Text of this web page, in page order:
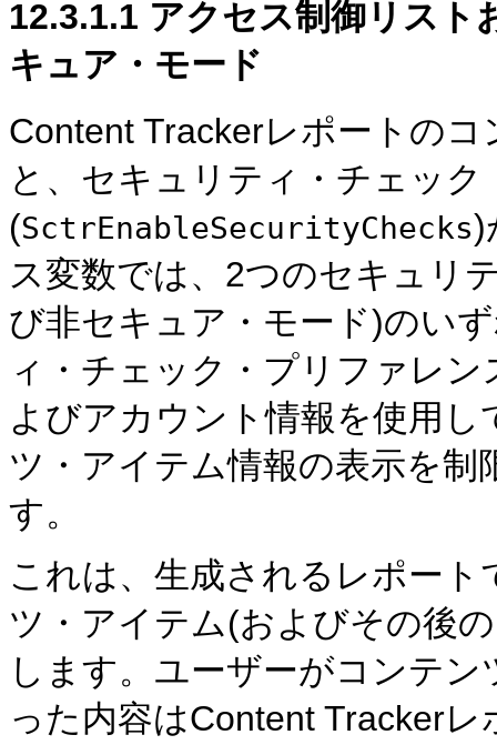
12.3.1.1 アクセス制御リス
キュア・モード
Content Trackerレポートの
と、セキュリティ・チェッ
(SctrEnableSecurityChecks)
ス変数では、2つのセキュリ
び非セキュア・モード)のい
ィ・チェック・プリファレ
よびアカウント情報を使用
ツ・アイテム情報の表示を
す。
これは、生成されるレポー
ツ・アイテム(およびその後
します。ユーザーがコンテ
った内容はContent Tracker